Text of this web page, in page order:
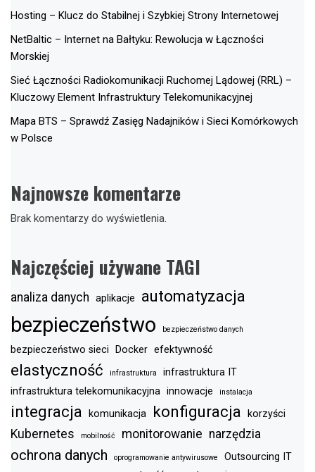
Hosting – Klucz do Stabilnej i Szybkiej Strony Internetowej
NetBaltic – Internet na Bałtyku: Rewolucja w Łączności
Morskiej
Sieć Łączności Radiokomunikacji Ruchomej Lądowej (RRL) –
Kluczowy Element Infrastruktury Telekomunikacyjnej
Mapa BTS – Sprawdź Zasięg Nadajników i Sieci Komórkowych
w Polsce
Najnowsze komentarze
Brak komentarzy do wyświetlenia.
Najczęściej używane TAGI
analiza danych aplikacje automatyzacja
bezpieczeństwo bezpieczeństwo danych
bezpieczeństwo sieci Docker efektywność
elastyczność infrastruktura
infrastruktura IT
infrastruktura telekomunikacyjna innowacje instalacja
integracja komunikacja konfiguracja korzyści
Kubernetes mobilność monitorowanie narzędzia
ochrona danych oprogramowanie antywirusowe Outsourcing IT